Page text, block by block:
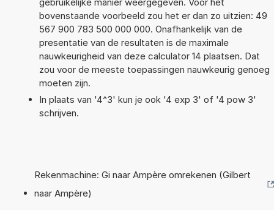
bovenstaande voorbeeld zou het er dan zo uitzien: 49
567 900 783 500 000 000. Onafhankelijk van de
presentatie van de resultaten is de maximale
nauwkeurigheid van deze calculator 14 plaatsen. Dat
zou voor de meeste toepassingen nauwkeurig genoeg
moeten zijn.
In plaats van '4^3' kun je ook '4 exp 3' of '4 pow 3'
schrijven.
Rekenmachine: Gi naar Ampère omrekenen (Gilbert
naar Ampère)